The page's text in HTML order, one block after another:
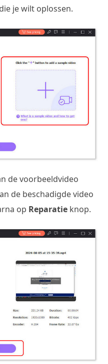
je wilt oplossen.
de voorbeeldvideo
de beschadigde video
op Reparatie knop.